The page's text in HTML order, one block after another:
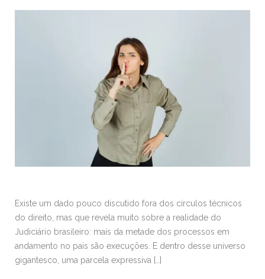
Existe um dado pouco discutido fora dos círculos técnicos
do direito, mas que revela muito sobre a realidade do
Judiciário brasileiro: mais da metade dos processos em
andamento no país são execuções. E dentro desse universo
gigantesco, uma parcela expressiva […]